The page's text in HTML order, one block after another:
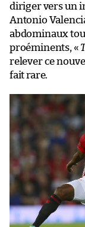
diriger vers un
Antonio
abdominaux
proéminents, «
relever ce
fait rare.